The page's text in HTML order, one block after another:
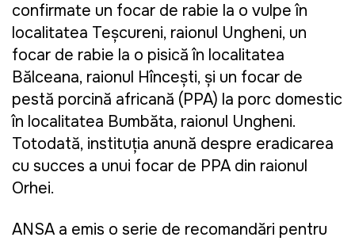
confirmate un focar de rabie la o vulpe în
localitatea Teșcureni, raionul Ungheni, un
focar de rabie la o pisică în localitatea
Bălceana, raionul Hîncești, și un focar de
pestă porcină africană (PPA) la porc domestic
în localitatea Bumbăta, raionul Ungheni.
Totodată, instituția anunță despre eradicarea
cu succes a unui focar de PPA din raionul
Orhei.
ANSA a emis o serie de recomandări pentru